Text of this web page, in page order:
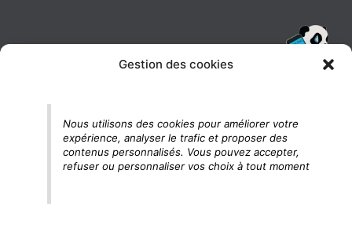
Gestion des cookies
Nous utilisons des cookies pour améliorer votre
expérience, analyser le trafic et proposer des
contenus personnalisés. Vous pouvez accepter,
refuser ou personnaliser vos choix à tout moment